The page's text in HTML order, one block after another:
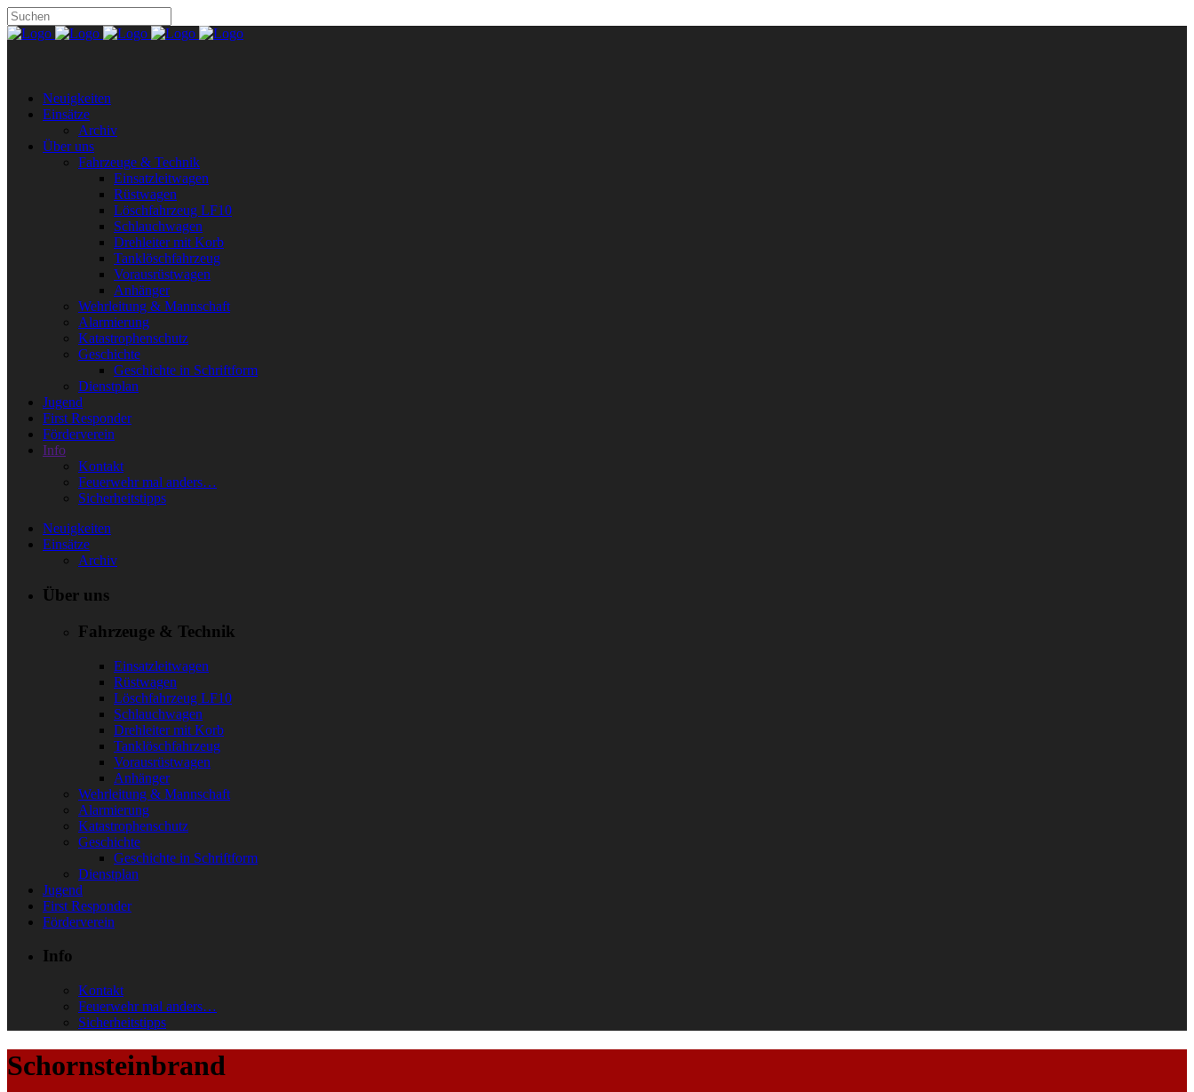
Neuigkeiten
Einsätze
Archiv
Über uns
Fahrzeuge & Technik
Einsatzleitwagen
Rüstwagen
Löschfahrzeug LF10
Schlauchwagen
Drehleiter mit Korb
Tanklöschfahrzeug
Vorausrüstwagen
Anhänger
Wehrleitung & Mannschaft
Alarmierung
Katastrophenschutz
Geschichte
Geschichte in Schriftform
Dienstplan
Jugend
First Responder
Förderverein
Info
Kontakt
Feuerwehr mal anders…
Sicherheitstipps
Neuigkeiten
Einsätze
Archiv
Über uns
Fahrzeuge & Technik
Einsatzleitwagen
Rüstwagen
Löschfahrzeug LF10
Schlauchwagen
Drehleiter mit Korb
Tanklöschfahrzeug
Vorausrüstwagen
Anhänger
Wehrleitung & Mannschaft
Alarmierung
Katastrophenschutz
Geschichte
Geschichte in Schriftform
Dienstplan
Jugend
First Responder
Förderverein
Info
Kontakt
Feuerwehr mal anders…
Sicherheitstipps
Schornsteinbrand